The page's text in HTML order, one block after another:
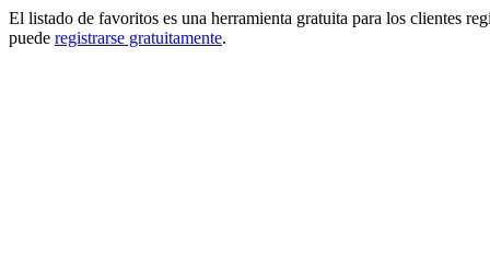
El listado de favoritos es una herramienta gratuita para los clientes
puede registrarse gratuitamente.